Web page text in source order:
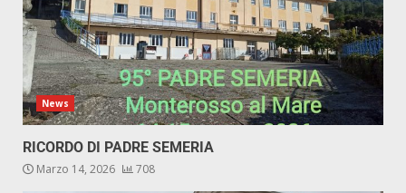
News
RICORDO DI PADRE SEMERIA
Marzo 14, 2026 708